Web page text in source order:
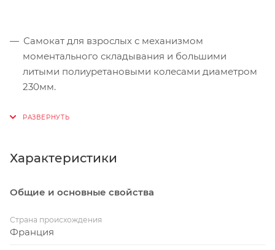
Самокат для взрослых с механизмом
моментального складывания и большими
литыми полиуретановыми колесами диаметром
230мм.
рулевой стойкой и изогнутым рулем.
Характеристики
Общие и основные свойства
Страна происхождения
Франция